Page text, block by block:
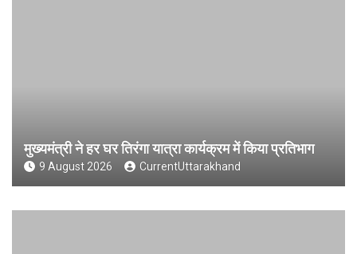
मुख्यमंत्री ने हर घर तिरंगा यात्रा कार्यक्रम में किया प्रतिभाग
9 August 2026 CurrentUttarakhand